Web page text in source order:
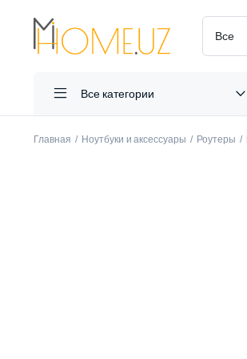
Все категории
Главная Ноутбуки и аксессуары Роутеры